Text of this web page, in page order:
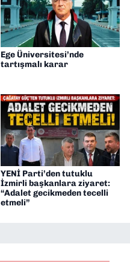
Ege Üniversitesi’nde
tartışmalı karar
YENİ Parti’den tutuklu
İzmirli başkanlara ziyaret:
“Adalet gecikmeden tecelli
etmeli”